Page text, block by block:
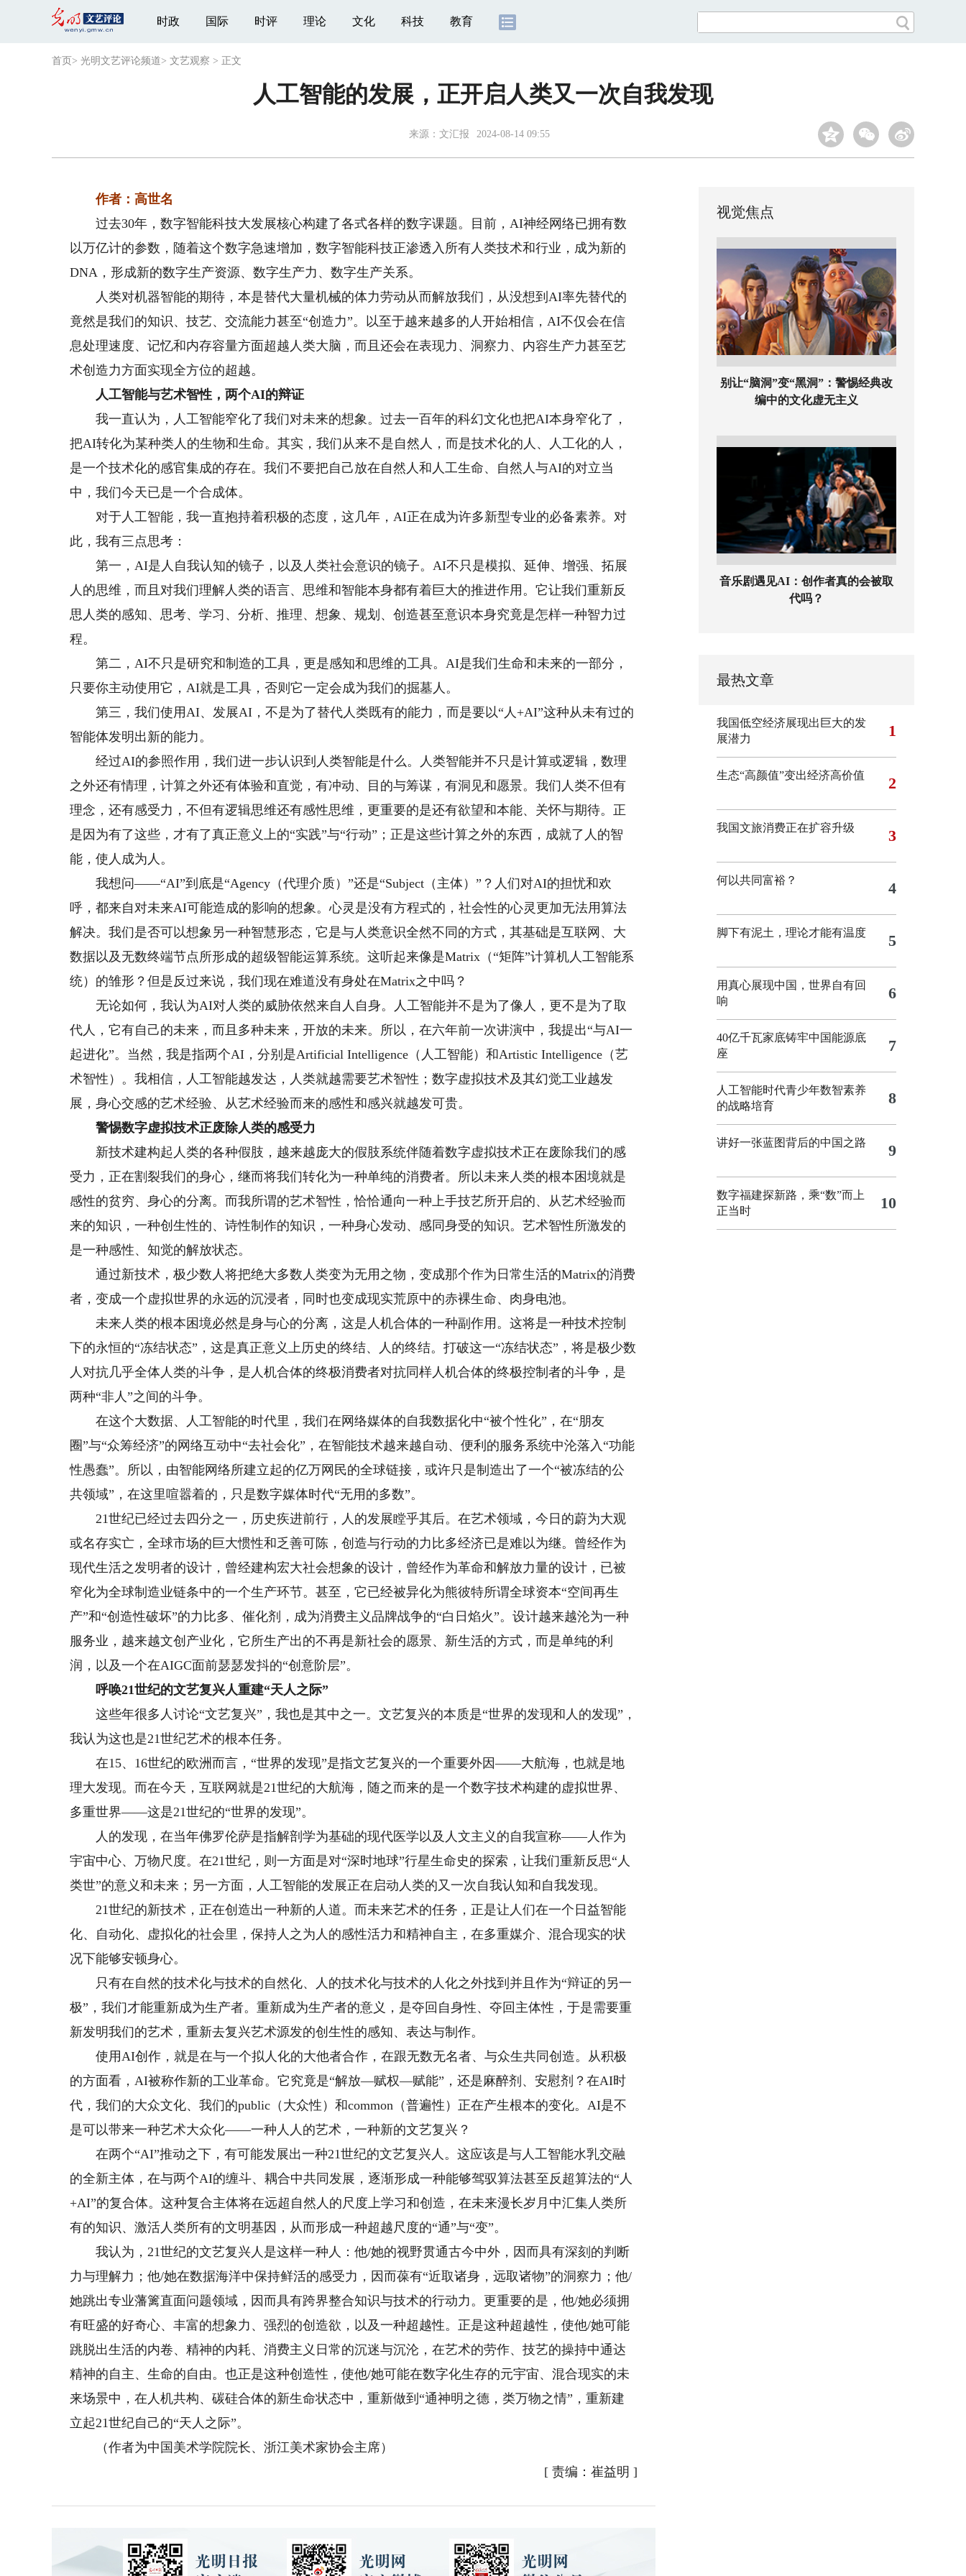
时政 国际 时评 理论 文化 科技 教育
首页 > 光明文艺评论频道> 文艺观察 > 正文
人工智能的发展，正开启人类又一次自我发现
来源： 文汇报 2024-08-14 09:55
作者：高世名
过去30年，数字智能科技大发展核心构建了各式各样的数字课题。目前，AI神经网络已拥有数
以万亿计的参数，随着这个数字急速增加，数字智能科技正渗透入所有人类技术和行业，成为新的
DNA，形成新的数字生产资源、数字生产力、数字生产关系。
人类对机器智能的期待，本是替代大量机械的体力劳动从而解放我们，从没想到AI率先替代的
竟然是我们的知识、技艺、交流能力甚至“创造力”。以至于越来越多的人开始相信，AI不仅会在信
息处理速度、记忆和内存容量方面超越人类大脑，而且还会在表现力、洞察力、内容生产力甚至艺
术创造力方面实现全方位的超越。
人工智能与艺术智性，两个AI的辩证
我一直认为，人工智能窄化了我们对未来的想象。过去一百年的科幻文化也把AI本身窄化了，
把AI转化为某种类人的生物和生命。其实，我们从来不是自然人，而是技术化的人、人工化的人，
是一个技术化的感官集成的存在。我们不要把自己放在自然人和人工生命、自然人与AI的对立当
中，我们今天已是一个合成体。
对于人工智能，我一直抱持着积极的态度，这几年，AI正在成为许多新型专业的必备素养。对
此，我有三点思考：
第一，AI是人自我认知的镜子，以及人类社会意识的镜子。AI不只是模拟、延伸、增强、拓展
人的思维，而且对我们理解人类的语言、思维和智能本身都有着巨大的推进作用。它让我们重新反
思人类的感知、思考、学习、分析、推理、想象、规划、创造甚至意识本身究竟是怎样一种智力过
程。
第二，AI不只是研究和制造的工具，更是感知和思维的工具。AI是我们生命和未来的一部分，
只要你主动使用它，AI就是工具，否则它一定会成为我们的掘墓人。
第三，我们使用AI、发展AI，不是为了替代人类既有的能力，而是要以“人+AI”这种从未有过的
智能体发明出新的能力。
经过AI的参照作用，我们进一步认识到人类智能是什么。人类智能并不只是计算或逻辑，数理
之外还有情理，计算之外还有体验和直觉，有冲动、目的与筹谋，有洞见和愿景。我们人类不但有
理念，还有感受力，不但有逻辑思维还有感性思维，更重要的是还有欲望和本能、关怀与期待。正
是因为有了这些，才有了真正意义上的“实践”与“行动”；正是这些计算之外的东西，成就了人的智
能，使人成为人。
我想问——“AI”到底是“Agency（代理介质）”还是“Subject（主体）”？人们对AI的担忧和欢
呼，都来自对未来AI可能造成的影响的想象。心灵是没有方程式的，社会性的心灵更加无法用算法
解决。我们是否可以想象另一种智慧形态，它是与人类意识全然不同的方式，其基础是互联网、大
数据以及无数终端节点所形成的超级智能运算系统。这听起来像是Matrix（“矩阵”计算机人工智能系
统）的雏形？但是反过来说，我们现在难道没有身处在Matrix之中吗？
无论如何，我认为AI对人类的威胁依然来自人自身。人工智能并不是为了像人，更不是为了取
代人，它有自己的未来，而且多种未来，开放的未来。所以，在六年前一次讲演中，我提出“与AI一
起进化”。当然，我是指两个AI，分别是Artificial Intelligence（人工智能）和Artistic Intelligence（艺
术智性）。我相信，人工智能越发达，人类就越需要艺术智性；数字虚拟技术及其幻觉工业越发
展，身心交感的艺术经验、从艺术经验而来的感性和感兴就越发可贵。
警惕数字虚拟技术正废除人类的感受力
新技术建构起人类的各种假肢，越来越庞大的假肢系统伴随着数字虚拟技术正在废除我们的感
受力，正在割裂我们的身心，继而将我们转化为一种单纯的消费者。所以未来人类的根本困境就是
感性的贫穷、身心的分离。而我所谓的艺术智性，恰恰通向一种上手技艺所开启的、从艺术经验而
来的知识，一种创生性的、诗性制作的知识，一种身心发动、感同身受的知识。艺术智性所激发的
是一种感性、知觉的解放状态。
通过新技术，极少数人将把绝大多数人类变为无用之物，变成那个作为日常生活的Matrix的消费
者，变成一个虚拟世界的永远的沉浸者，同时也变成现实荒原中的赤裸生命、肉身电池。
未来人类的根本困境必然是身与心的分离，这是人机合体的一种副作用。这将是一种技术控制
下的永恒的“冻结状态”，这是真正意义上历史的终结、人的终结。打破这一“冻结状态”，将是极少数
人对抗几乎全体人类的斗争，是人机合体的终极消费者对抗同样人机合体的终极控制者的斗争，是
两种“非人”之间的斗争。
在这个大数据、人工智能的时代里，我们在网络媒体的自我数据化中“被个性化”，在“朋友
圈”与“众筹经济”的网络互动中“去社会化”，在智能技术越来越自动、便利的服务系统中沦落入“功能
性愚蠢”。所以，由智能网络所建立起的亿万网民的全球链接，或许只是制造出了一个“被冻结的公
共领域”，在这里喧嚣着的，只是数字媒体时代“无用的多数”。
21世纪已经过去四分之一，历史疾进前行，人的发展瞠乎其后。在艺术领域，今日的蔚为大观
或名存实亡，全球市场的巨大惯性和乏善可陈，创造与行动的力比多经济已是难以为继。曾经作为
现代生活之发明者的设计，曾经建构宏大社会想象的设计，曾经作为革命和解放力量的设计，已被
窄化为全球制造业链条中的一个生产环节。甚至，它已经被异化为熊彼特所谓全球资本“空间再生
产”和“创造性破坏”的力比多、催化剂，成为消费主义品牌战争的“白日焰火”。设计越来越沦为一种
服务业，越来越文创产业化，它所生产出的不再是新社会的愿景、新生活的方式，而是单纯的利
润，以及一个在AIGC面前瑟瑟发抖的“创意阶层”。
呼唤21世纪的文艺复兴人重建“天人之际”
这些年很多人讨论“文艺复兴”，我也是其中之一。文艺复兴的本质是“世界的发现和人的发现”，
我认为这也是21世纪艺术的根本任务。
在15、16世纪的欧洲而言，“世界的发现”是指文艺复兴的一个重要外因——大航海，也就是地
理大发现。而在今天，互联网就是21世纪的大航海，随之而来的是一个数字技术构建的虚拟世界、
多重世界——这是21世纪的“世界的发现”。
人的发现，在当年佛罗伦萨是指解剖学为基础的现代医学以及人文主义的自我宣称——人作为
宇宙中心、万物尺度。在21世纪，则一方面是对“深时地球”行星生命史的探索，让我们重新反思“人
类世”的意义和未来；另一方面，人工智能的发展正在启动人类的又一次自我认知和自我发现。
21世纪的新技术，正在创造出一种新的人道。而未来艺术的任务，正是让人们在一个日益智能
化、自动化、虚拟化的社会里，保持人之为人的感性活力和精神自主，在多重媒介、混合现实的状
况下能够安顿身心。
只有在自然的技术化与技术的自然化、人的技术化与技术的人化之外找到并且作为“辩证的另一
极”，我们才能重新成为生产者。重新成为生产者的意义，是夺回自身性、夺回主体性，于是需要重
新发明我们的艺术，重新去复兴艺术源发的创生性的感知、表达与制作。
使用AI创作，就是在与一个拟人化的大他者合作，在跟无数无名者、与众生共同创造。从积极
的方面看，AI被称作新的工业革命。它究竟是“解放—赋权—赋能”，还是麻醉剂、安慰剂？在AI时
代，我们的大众文化、我们的public（大众性）和common（普遍性）正在产生根本的变化。AI是不
是可以带来一种艺术大众化——一种人人的艺术，一种新的文艺复兴？
在两个“AI”推动之下，有可能发展出一种21世纪的文艺复兴人。这应该是与人工智能水乳交融
的全新主体，在与两个AI的缠斗、耦合中共同发展，逐渐形成一种能够驾驭算法甚至反超算法的“人
+AI”的复合体。这种复合主体将在远超自然人的尺度上学习和创造，在未来漫长岁月中汇集人类所
有的知识、激活人类所有的文明基因，从而形成一种超越尺度的“通”与“变”。
我认为，21世纪的文艺复兴人是这样一种人：他/她的视野贯通古今中外，因而具有深刻的判断
力与理解力；他/她在数据海洋中保持鲜活的感受力，因而葆有“近取诸身，远取诸物”的洞察力；他/
她跳出专业藩篱直面问题领域，因而具有跨界整合知识与技术的行动力。更重要的是，他/她必须拥
有旺盛的好奇心、丰富的想象力、强烈的创造欲，以及一种超越性。正是这种超越性，使他/她可能
跳脱出生活的内卷、精神的内耗、消费主义日常的沉迷与沉沦，在艺术的劳作、技艺的操持中通达
精神的自主、生命的自由。也正是这种创造性，使他/她可能在数字化生存的元宇宙、混合现实的未
来场景中，在人机共构、碳硅合体的新生命状态中，重新做到“通神明之德，类万物之情”，重新建
立起21世纪自己的“天人之际”。
（作者为中国美术学院院长、浙江美术家协会主席）
[ 责编：崔益明 ]
视觉焦点
别让“脑洞”变“黑洞”：警惕经典改
编中的文化虚无主义
音乐剧遇见AI：创作者真的会被取
代吗？
最热文章
我国低空经济展现出巨大的发
展潜力
1
生态“高颜值”变出经济高价值 2
我国文旅消费正在扩容升级 3
何以共同富裕？ 4
脚下有泥土，理论才能有温度 5
用真心展现中国，世界自有回
响
6
40亿千瓦家底铸牢中国能源底
座
7
人工智能时代青少年数智素养
的战略培育
8
讲好一张蓝图背后的中国之路 9
数字福建探新路，乘“数”而上
正当时
10